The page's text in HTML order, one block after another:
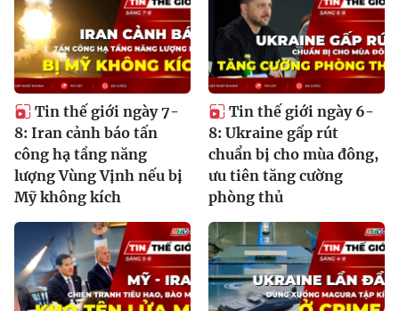
Tin thế giới ngày 7-
8: Iran cảnh báo tấn
công hạ tầng năng
lượng Vùng Vịnh nếu bị
Mỹ không kích
Tin thế giới ngày 6-
8: Ukraine gấp rút
chuẩn bị cho mùa đông,
ưu tiên tăng cường
phòng thủ